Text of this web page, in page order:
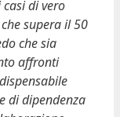
di vero
supera il 50
che sia
affronti
di dipendenza